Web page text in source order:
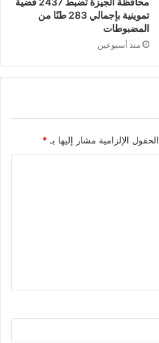
تموينية بإجمالي 283 طنًا من
المضبوطات
منذ أسبوعين
الحقول الإلزامية مشار إليها بـ*